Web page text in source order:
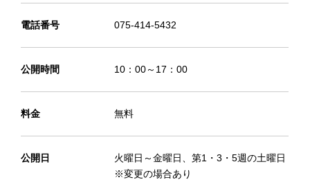
電話番号 075-414-5432
公開時間 10：00～17：00
料金 無料
公開日
火曜日～金曜日、第1・3・5週の土曜日
※変更の場合あり